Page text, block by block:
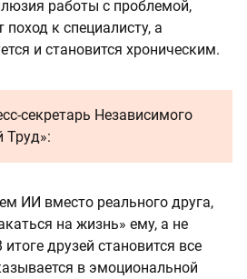
работы с проблемой,
к специалисту, а
и становится хроническим.
секретарь Независимого
Труд»:
ИИ вместо реального друга,
на жизнь» ему, а не
друзей становится все
в эмоциональной